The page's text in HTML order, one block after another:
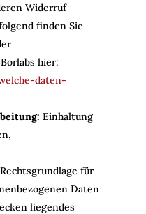
Widerruf
finden Sie
hier:
daten-
Einhaltung
für
Daten
liegendes